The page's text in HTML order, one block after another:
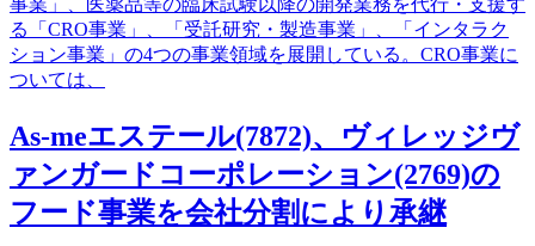
事業」、医薬品等の臨床試験以降の開発業務を代行・支援す
る「CRO事業」、「受託研究・製造事業」、「インタラク
ション事業」の4つの事業領域を展開している。CRO事業に
ついては、
As-meエステール(7872)、ヴィレッジヴ
ァンガードコーポレーション(2769)の
フード事業を会社分割により承継